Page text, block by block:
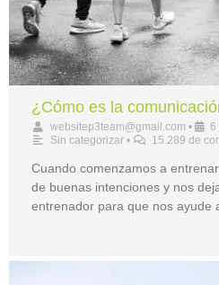
¿Cómo es la
websitep3team@gmail.com • 6
Sin categorizar • 15.289 de
Cuando comenzamos a
de buenas intenciones y nos
entrenador para que nos ayude